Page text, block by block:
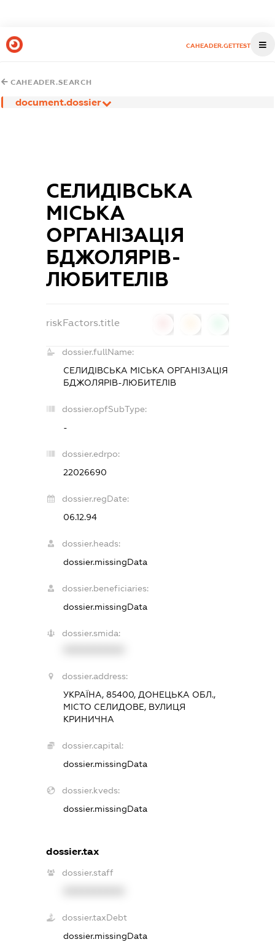
CAHEADER.GETTEST
CAHEADER.SEARCH
document.dossier
СЕЛИДІВСЬКА
МІСЬКА
ОРГАНІЗАЦІЯ
БДЖОЛЯРІВ-
ЛЮБИТЕЛІВ
riskFactors.title
dossier.fullName:
СЕЛИДІВСЬКА МІСЬКА ОРГАНІЗАЦІЯ
БДЖОЛЯРІВ-ЛЮБИТЕЛІВ
dossier.opfSubType:
-
dossier.edrpo:
22026690
dossier.regDate:
06.12.94
dossier.heads:
dossier.missingData
dossier.beneficiaries:
dossier.missingData
dossier.smida:
dossier.address:
УКРАЇНА, 85400, ДОНЕЦЬКА ОБЛ.,
МІСТО СЕЛИДОВЕ, ВУЛИЦЯ
КРИНИЧНА
dossier.capital:
dossier.missingData
dossier.kveds:
dossier.missingData
dossier.tax
dossier.staff
dossier.taxDebt
dossier.missingData